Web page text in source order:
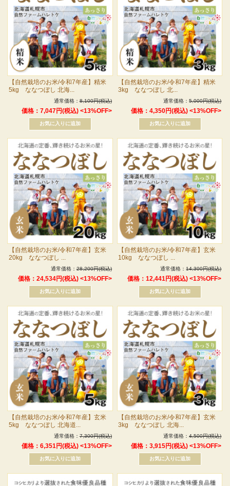
【自然栽培のお米/令和7年産】精米
5kg ななつぼし 北海...
通常価格：8,100円(税込)
価格：7,047円(税込) <13%OFF>
【自然栽培のお米/令和7年産】精米
3kg ななつぼし 北...
通常価格：5,000円(税込)
価格：4,350円(税込)<13%OFF>
【自然栽培のお米/令和7年産】玄米
20kg ななつぼし ...
通常価格：28,200円(税込)
価格：24,534円(税込) <13%OFF>
【自然栽培のお米/令和7年産】玄米
10kg ななつぼし ...
通常価格：14,300円(税込)
価格：12,441円(税込)<13%OFF>
【自然栽培のお米/令和7年産】玄米
5kg ななつぼし 北海道...
通常価格：7,300円(税込)
価格：6,351円(税込) <13%OFF>
【自然栽培のお米/令和7年産】玄米
3kg ななつぼし 北海...
通常価格：4,500円(税込)
価格：3,915円(税込)<13%OFF>